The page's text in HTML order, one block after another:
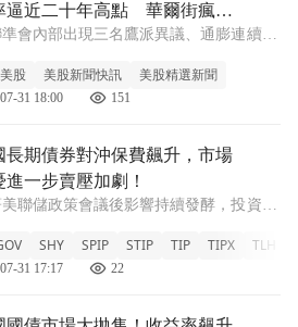
逼近二十年高點 華爾街瘋搶
命保險」
會內部出現三名鷹派異議、通膨連續五
升，30年期逼近5.3%兩十年高位。避險
舉湧入長天期公債賣權，相關期權溢價
美股 美股新聞快訊 美股精選新聞
31 18:00 151
費飆升，市場擔憂進一步賣壓加劇
長期債券對沖保費飆升，市場
進一步賣壓加劇！
美聯儲政策會議後影響持續發酵，投資者
月來最高水平。 RINF +0.4% SCHO
SCHP -0.33% SGOV +0.02% SHY
SHY SPIP STIP TIP TIPX TLH
31 17:17 22